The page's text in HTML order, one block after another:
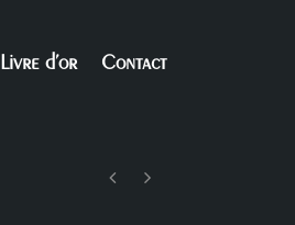
Livre d’or Contact